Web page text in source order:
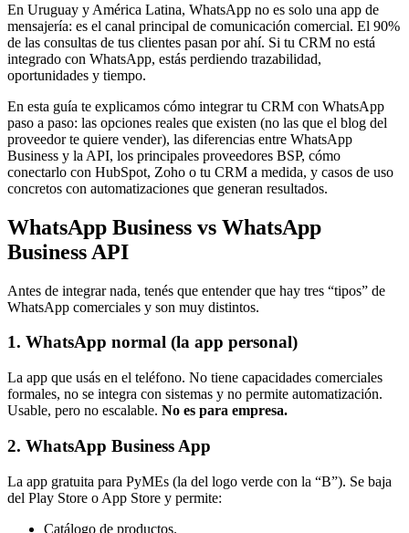
En Uruguay y América Latina, WhatsApp no es solo una app de
mensajería: es el canal principal de comunicación comercial. El 90%
de las consultas de tus clientes pasan por ahí. Si tu CRM no está
integrado con WhatsApp, estás perdiendo trazabilidad,
oportunidades y tiempo.
En esta guía te explicamos cómo integrar tu CRM con WhatsApp
paso a paso: las opciones reales que existen (no las que el blog del
proveedor te quiere vender), las diferencias entre WhatsApp
Business y la API, los principales proveedores BSP, cómo
conectarlo con HubSpot, Zoho o tu CRM a medida, y casos de uso
concretos con automatizaciones que generan resultados.
WhatsApp Business vs WhatsApp
Business API
Antes de integrar nada, tenés que entender que hay tres “tipos” de
WhatsApp comerciales y son muy distintos.
1. WhatsApp normal (la app personal)
La app que usás en el teléfono. No tiene capacidades comerciales
formales, no se integra con sistemas y no permite automatización.
Usable, pero no escalable. No es para empresa.
2. WhatsApp Business App
La app gratuita para PyMEs (la del logo verde con la “B”). Se baja
del Play Store o App Store y permite:
Catálogo de productos.